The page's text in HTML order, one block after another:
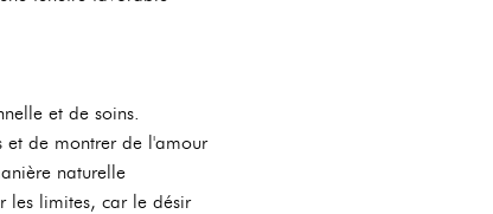
et de soins.
et de montrer de l'amour
naturelle
les limites, car le désir